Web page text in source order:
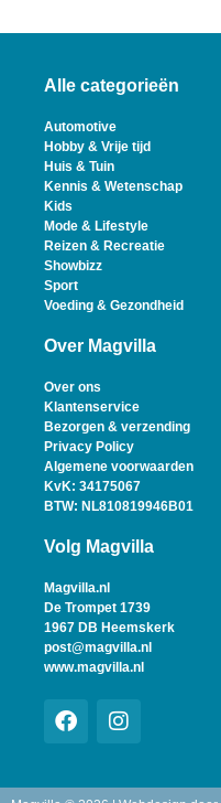
Alle categorieën
Automotive
Hobby & Vrije tijd
Huis & Tuin
Kennis & Wetenschap
Kids
Mode & Lifestyle
Reizen & Recreatie
Showbizz
Sport
Voeding & Gezondheid
Over Magvilla
Over ons
Klantenservice
Bezorgen & verzending
Privacy Policy
Algemene voorwaarden
KvK: 34175067
BTW: NL810819946B01
Volg Magvilla
Magvilla.nl
De Trompet 1739
1967 DB Heemskerk
post@magvilla.nl
www.magvilla.nl